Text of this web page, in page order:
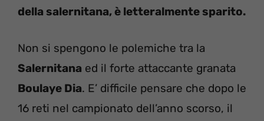
della salernitana, è letteralmente sparito.
Non si spengono le polemiche tra la
Salernitana ed il forte attaccante granata
Boulaye Dia. E’ difficile pensare che dopo le
16 reti nel campionato dell’anno scorso, il